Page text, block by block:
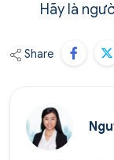
Hãy là
Share